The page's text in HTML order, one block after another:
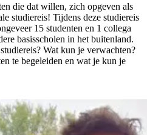
die dat willen, zich opgeven als
studiereis! Tijdens deze studiereis
15 studenten en 1 collega
basisscholen in het buitenland.
Wat kun je verwachten?
te begeleiden en wat je kun je